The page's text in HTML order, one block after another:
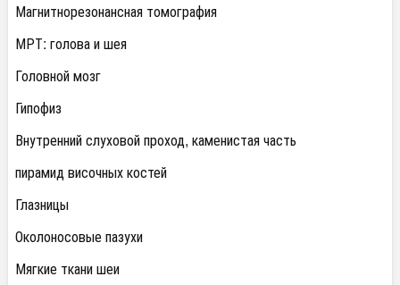
Магнитнорезонансная томография
МРТ: голова и шея
Головной мозг
Гипофиз
Внутренний слуховой проход, каменистая часть
пирамид височных костей
Глазницы
Околоносовые пазухи
Мягкие ткани шеи